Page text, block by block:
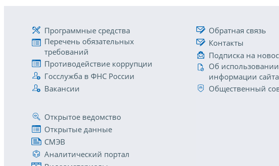
Программные средства
Перечень обязательных
требований
Противодействие коррупции
Госслужба в ФНС России
Вакансии
Обратная связь
Контакты
Подписка на
Об использовании
информации сайта
Общественный
Открытое ведомство
Открытые данные
СМЭВ
Аналитический портал